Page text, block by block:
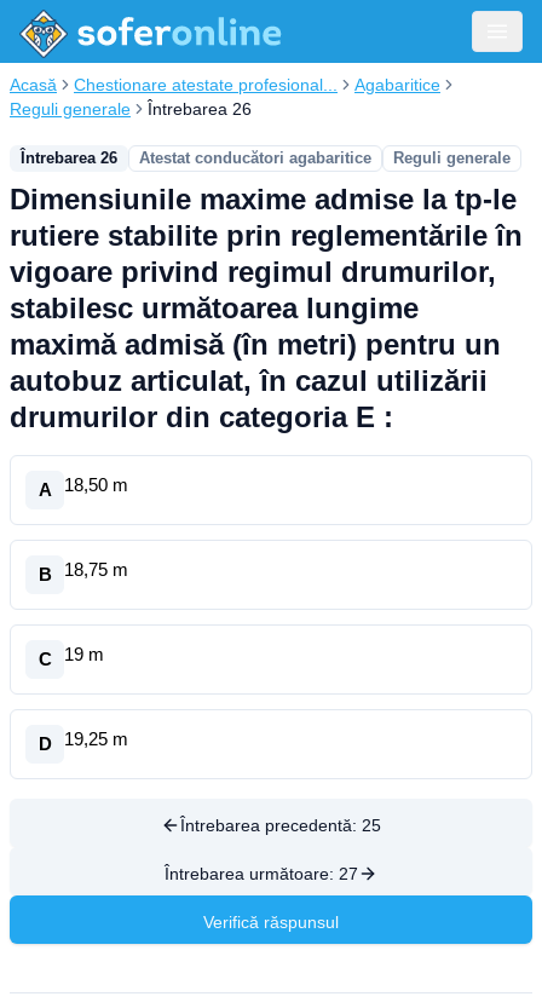
Acasă Chestionare atestate profesional...
Agabaritice
Reguli generale
Întrebarea 26
Întrebarea 26 Atestat conducători agabaritice Reguli generale
Dimensiunile maxime admise la tp-le
rutiere stabilite prin reglementările în
vigoare privind regimul drumurilor,
stabilesc următoarea lungime
maximă admisă (în metri) pentru un
autobuz articulat, în cazul utilizării
drumurilor din categoria E :
A 18,50 m
B 18,75 m
C 19 m
D 19,25 m
Întrebarea precedentă: 25
Întrebarea următoare: 27
Verifică răspunsul